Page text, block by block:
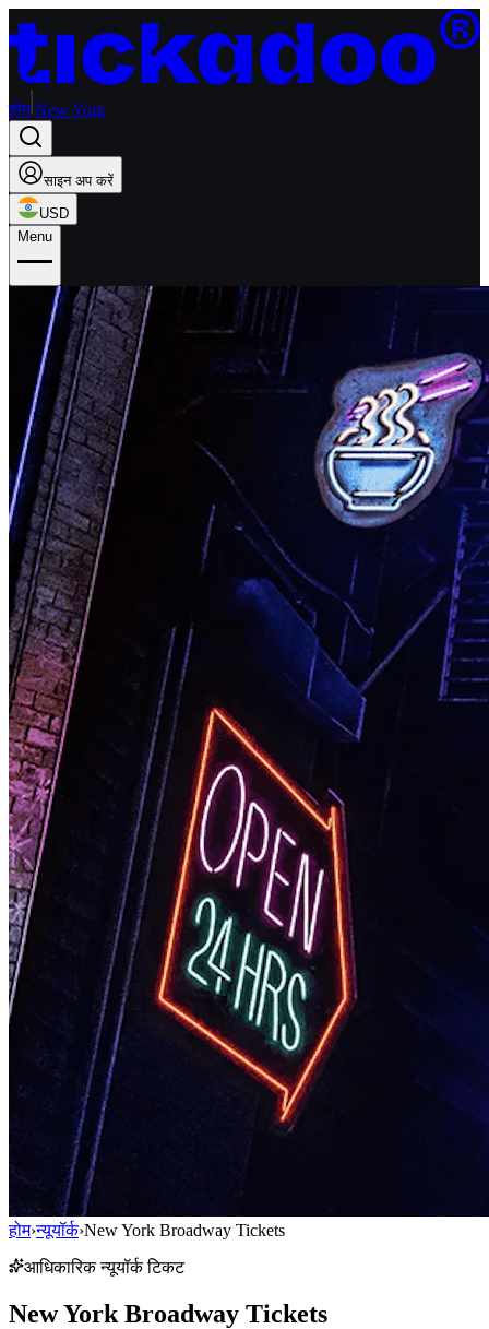
होम New York
साइन अप करें
USD
Menu
होम›न्यूयॉर्क›New York Broadway Tickets
आधिकारिक न्यूयॉर्क टिकट
New York Broadway Tickets